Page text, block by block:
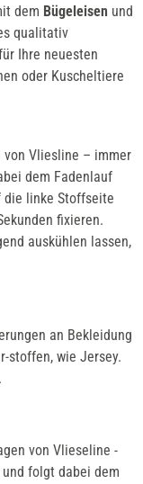
dem Bügeleisen und
qualitativ
Ihre neuesten
oder Kuscheltiere
von Vliesline – immer
dem Fadenlauf
die linke Stoffseite
fixieren.
auskühlen lassen,
an Bekleidung
stoffen, wie Jersey.
von Vlieseline -
folgt dabei dem